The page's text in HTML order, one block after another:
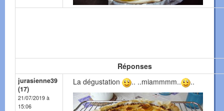
Réponses
jurasienne39
(17)
21/07/2019 à
15:06
La dégustation .. ..miammmm.. ..